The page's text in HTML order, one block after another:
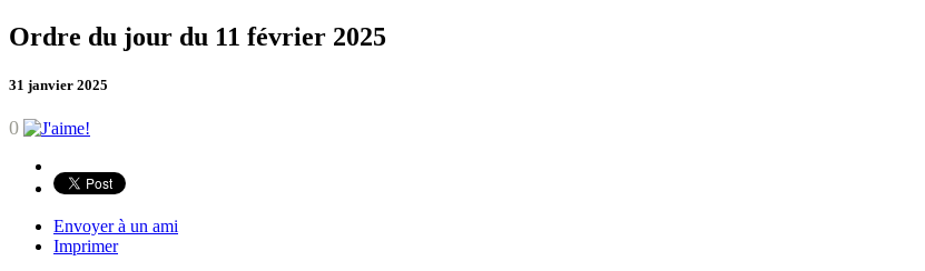
Ordre du jour du 11 février 2025
31 janvier 2025
0
Envoyer à un ami
Imprimer